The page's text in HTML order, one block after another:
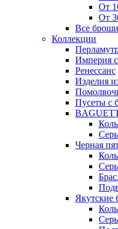
От
От
Все броши
Коллекции
Империя
Ренессанс
Изделия
Пусеты с
Черная
Якутские